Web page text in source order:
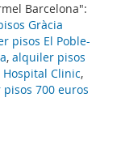
Barcelona":
Gràcia
pisos El Poble-
, alquiler pisos
Clinic,
700 euros